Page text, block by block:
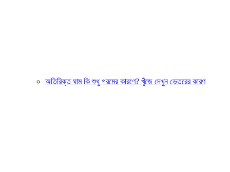
অতিরিক্ত ঘাম কি শুধু গরমের কারণে? খুঁজে দেখুন ভেতরের কারণ